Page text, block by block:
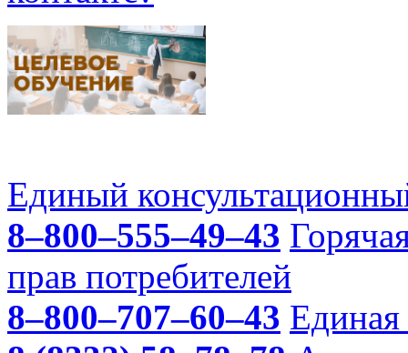
Единый
8–800–555–49–43
прав потребителей
8–800–707–60–43 Единая